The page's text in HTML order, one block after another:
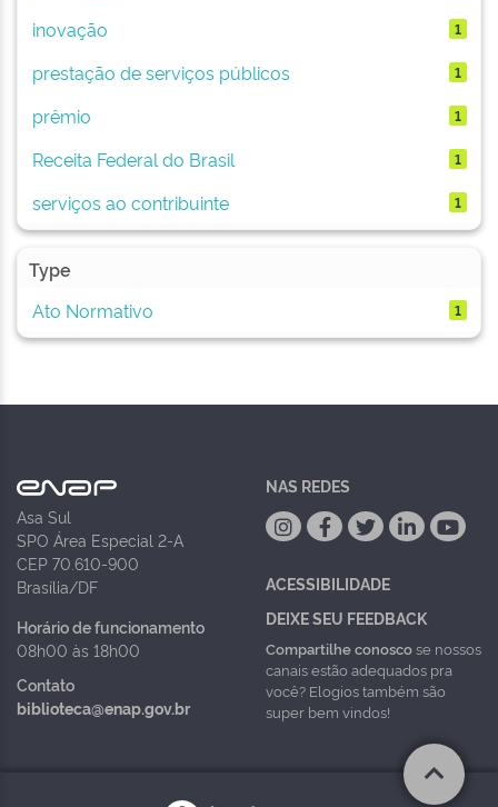
inovação 1
prestação de serviços públicos 1
prêmio 1
Receita Federal do Brasil 1
serviços ao contribuinte 1
Type
Ato Normativo
1
Asa Sul
SPO Área Especial 2-A
CEP 70.610-900
Brasília/DF
Horário de funcionamento
08h00 às 18h00
Contato
biblioteca@enap.gov.br
NAS REDES
ACESSIBILIDADE
DEIXE SEU FEEDBACK
Compartilhe conoscose nossos
canais estão adequados pra
você? Elogios também são
super bem vindos!